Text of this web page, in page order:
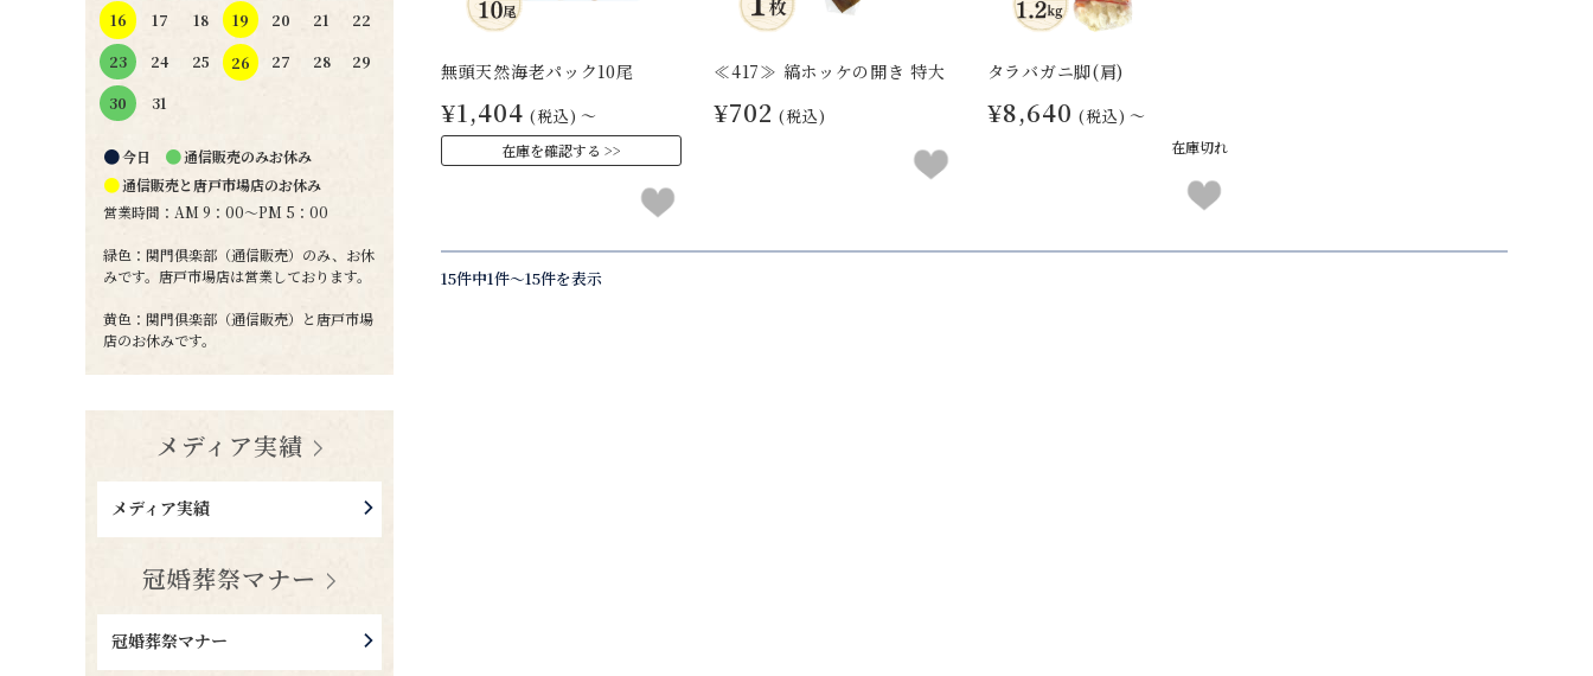
無頭天然海老パック10尾
¥1,404 (税込) ～
在庫を確認する
≪417≫ 縞ホッケの開き 特大
¥702 (税込)
タラバガニ脚(肩)
¥8,640 (税込) ～
在庫切れ
15件中1件～15件を表示
16 17 18 19 20 21 22
23 24 25 26 27 28 29
30 31
●今日 ●通信販売のみお休み
●通信販売と唐戸市場店のお休み
営業時間：AM 9：00～PM 5：00
緑色：関門倶楽部（通信販売）のみ、お休
みです。唐戸市場店は営業しております。
黄色：関門倶楽部（通信販売）と唐戸市場
店のお休みです。
メディア実績
メディア実績
冠婚葬祭マナー
冠婚葬祭マナー